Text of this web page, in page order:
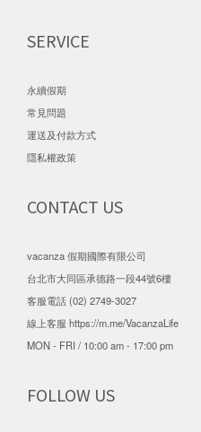
SERVICE
永續假期
常見問題
運送及付款方式
隱私權政策
CONTACT US
vacanza 假期國際有限公司
台北市大同區承德路一段44號6樓
客服電話 (02) 2749-3027
線上客服 https://m.me/VacanzaLife
MON - FRI / 10:00 am - 17:00 pm
FOLLOW US